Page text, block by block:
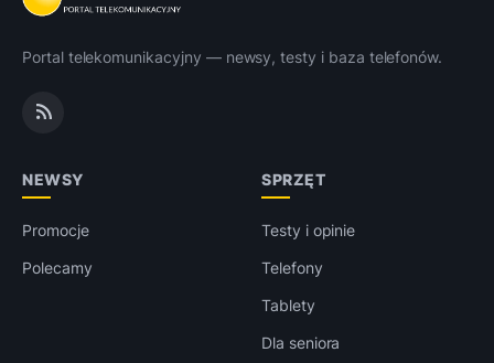
Portal telekomunikacyjny — newsy, testy i baza telefonów.
NEWSY
Promocje
Polecamy
SPRZĘT
Testy i opinie
Telefony
Tablety
Dla seniora